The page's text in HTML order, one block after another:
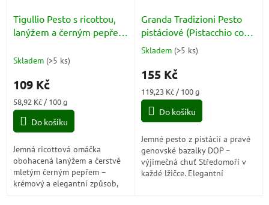
Tigullio Pesto s ricottou,
lanýžem a černým pepřem
Nero) 185g
Skladem (>5 ks)
109 Kč
Měrná
cena:
58,92 Kč / 100 g
Do košíku
Jemná ricottová omáčka
obohacená lanýžem a čerstvě
mletým černým pepřem –
krémový a elegantní způsob,
Granda Tradizioni Pesto
pistáciové (Pistacchio con
Basilico Genovese) 130g
Průměrné
produktu
5,0
5
Skladem (>5 ks)
155 Kč
Měrná
cena:
119,23 Kč / 100 g
Do košíku
Jemné pesto z pistácií a pravé
genovské bazalky DOP –
výjimečná chuť Středomoří v
každé lžičce. Elegantní